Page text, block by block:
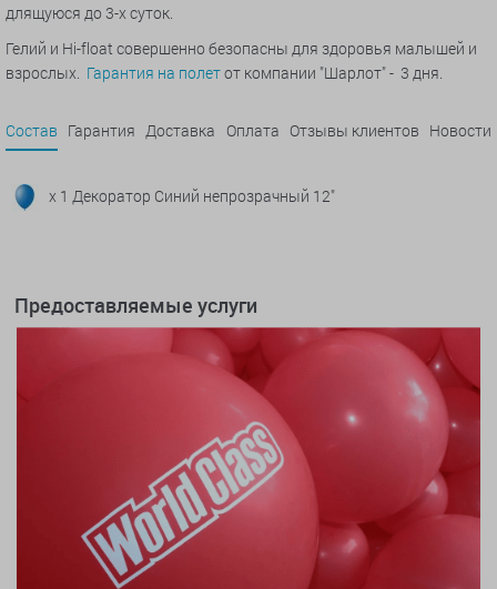
длящуюся до 3-х суток.
Гелий и Hi-float совершенно безопасны для здоровья малышей и
взрослых. Гарантия на полетот компании "Шарлот" - 3 дня.
Состав Гарантия Доставка Оплата Отзывы клиентов Новости
x 1 Декоратор Синий непрозрачный 12"
Предоставляемые услуги